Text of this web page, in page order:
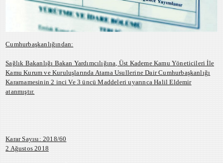
Cumhurbaşkanlığından:
Sağlık Bakanlığı Bakan Yardımcılığına, Üst Kademe Kamu Yöneticileri İle
Kamu Kurum ve Kuruluşlarında Atama Usullerine Dair Cumhurbaşkanlığı
Kararnamesinin 2 inci Ve 3 üncü Maddeleri uyarınca Halil Eldemir
atanmıştır.
Karar Sayısı: 2018/60
2 Ağustos 2018